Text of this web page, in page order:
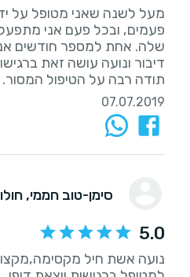
מעל לשנה שאני מטופל על
פעמים, ובכל פעם אני
שלה. אחת למספר חודשים
תודה רבה על הטיפול המסור.
07.07.2019
סימן-טוב חממי,
5.0
נועה אשת חיל